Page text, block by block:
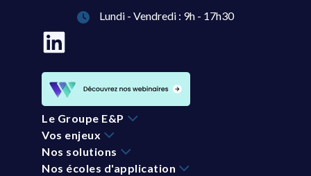
Lundi - Vendredi : 9h - 17h30
Le Groupe E&P
Vos enjeux
Nos solutions
Nos écoles d'application